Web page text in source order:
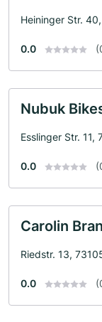
Heininger Str.
0.0
Nubuk
Esslinger Str.
0.0
Carolin
Riedstr. 13,
0.0